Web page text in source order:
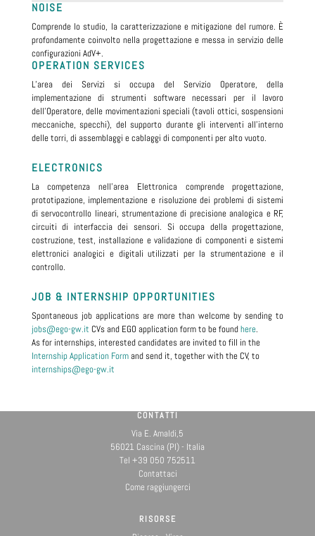
NOISE
Comprende lo studio, la caratterizzazione e mitigazione del rumore. È
profondamente coinvolto nella progettazione e messa in servizio delle
configurazioni AdV+.
OPERATION SERVICES
L’area dei Servizi si occupa del Servizio Operatore, della
implementazione di strumenti software necessari per il lavoro
dell’Operatore, delle movimentazioni speciali (tavoli ottici, sospensioni
meccaniche, specchi), del supporto durante gli interventi all’interno
delle torri, di assemblaggi e cablaggi di componenti per alto vuoto.
ELECTRONICS
La competenza nell’area Elettronica comprende progettazione,
prototipazione, implementazione e risoluzione dei problemi di sistemi
di servocontrollo lineari, strumentazione di precisione analogica e RF,
circuiti di interfaccia dei sensori. Si occupa della progettazione,
costruzione, test, installazione e validazione di componenti e sistemi
elettronici analogici e digitali utilizzati per la strumentazione e il
controllo.
JOB & INTERNSHIP OPPORTUNITIES
Spontaneous job applications are more than welcome by sending to
jobs@ego-gw.it CVs and EGO application form to be foundhere.
As for internships, interested candidates are invited to fill in the
Internship Application Formand send it, together with the CV, to
internships@ego-gw.it
CONTATTI
Via E. Amaldi,5
56021 Cascina (PI) - Italia
Tel +39 050 752511
Contattaci
Come raggiungerci
RISORSE